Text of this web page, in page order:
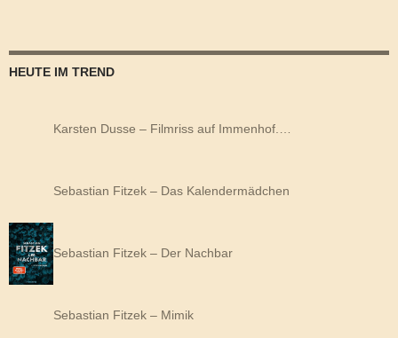
HEUTE IM TREND
Karsten Dusse – Filmriss auf Immenhof.…
Sebastian Fitzek – Das Kalendermädchen
Sebastian Fitzek – Der Nachbar
Sebastian Fitzek – Mimik